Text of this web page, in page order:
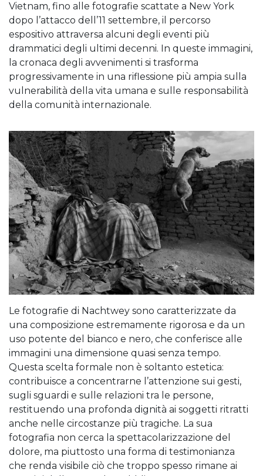
Vietnam, fino alle fotografie scattate a New York
dopo l’attacco dell’11 settembre, il percorso
espositivo attraversa alcuni degli eventi più
drammatici degli ultimi decenni. In queste immagini,
la cronaca degli avvenimenti si trasforma
progressivamente in una riflessione più ampia sulla
vulnerabilità della vita umana e sulle responsabilità
della comunità internazionale.
Le fotografie di Nachtwey sono caratterizzate da
una composizione estremamente rigorosa e da un
uso potente del bianco e nero, che conferisce alle
immagini una dimensione quasi senza tempo.
Questa scelta formale non è soltanto estetica:
contribuisce a concentrarne l’attenzione sui gesti,
sugli sguardi e sulle relazioni tra le persone,
restituendo una profonda dignità ai soggetti ritratti
anche nelle circostanze più tragiche. La sua
fotografia non cerca la spettacolarizzazione del
dolore, ma piuttosto una forma di testimonianza
che renda visibile ciò che troppo spesso rimane ai